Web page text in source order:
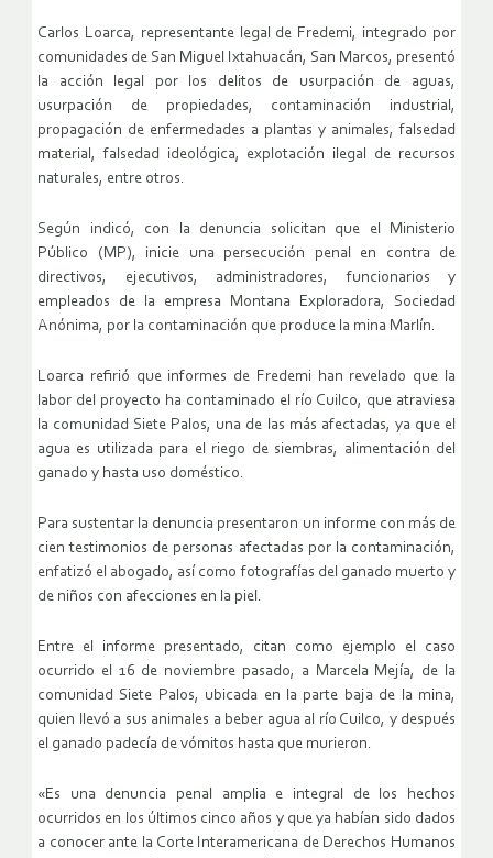
Carlos Loarca, representante legal de Fredemi, integrado por
comunidades de San Miguel Ixtahuacán, San Marcos, presentó
la acción legal por los delitos de usurpación de aguas,
usurpación de propiedades, contaminación industrial,
propagación de enfermedades a plantas y animales, falsedad
material, falsedad ideológica, explotación ilegal de recursos
naturales, entre otros.
Según indicó, con la denuncia solicitan que el Ministerio
Público (MP), inicie una persecución penal en contra de
directivos, ejecutivos, administradores, funcionarios y
empleados de la empresa Montana Exploradora, Sociedad
Anónima, por la contaminación que produce la mina Marlín.
Loarca refirió que informes de Fredemi han revelado que la
labor del proyecto ha contaminado el río Cuilco, que atraviesa
la comunidad Siete Palos, una de las más afectadas, ya que el
agua es utilizada para el riego de siembras, alimentación del
ganado y hasta uso doméstico.
Para sustentar la denuncia presentaron un informe con más de
cien testimonios de personas afectadas por la contaminación,
enfatizó el abogado, así como fotografías del ganado muerto y
de niños con afecciones en la piel.
Entre el informe presentado, citan como ejemplo el caso
ocurrido el 16 de noviembre pasado, a Marcela Mejía, de la
comunidad Siete Palos, ubicada en la parte baja de la mina,
quien llevó a sus animales a beber agua al río Cuilco, y después
el ganado padecía de vómitos hasta que murieron.
«Es una denuncia penal amplia e integral de los hechos
ocurridos en los últimos cinco años y que ya habían sido dados
a conocer ante la Corte Interamericana de Derechos Humanos